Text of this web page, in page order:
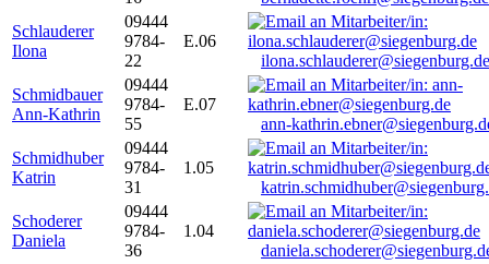
Schlauderer
Ilona
09444
9784-
22
E.06
ilona.schlauderer@siegenburg.de
Schmidbauer
Ann-Kathrin
09444
9784-
55
E.07
ann-
Schmidhuber
Katrin
09444
9784-
31
1.05
Schoderer
Daniela
09444
9784-
36
1.04